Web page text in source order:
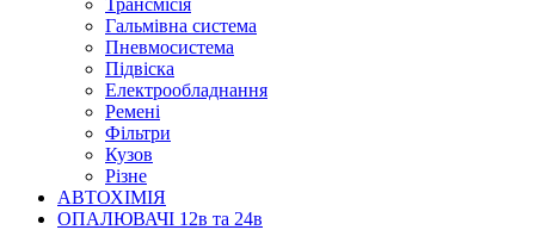
Трансмісія
Гальмівна система
Пневмосистема
Підвіска
Електрообладнання
Ремені
Фільтри
Кузов
Різне
АВТОХІМІЯ
ОПАЛЮВАЧІ 12в та 24в